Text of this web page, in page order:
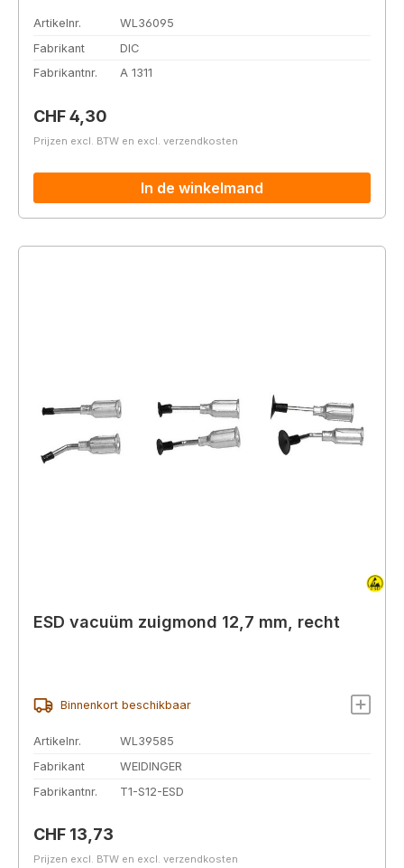
Artikelnr.
WL36095
Fabrikant
DIC
Fabrikantnr.
A 1311
Normale prijs:
CHF 4,30
Prijzen excl. BTW en excl. verzendkosten
In de winkelmand
ESD vacuüm zuigmond 12,7 mm, recht
Binnenkort beschikbaar
Artikelnr.
WL39585
Fabrikant
WEIDINGER
Fabrikantnr.
T1-S12-ESD
Normale prijs:
CHF 13,73
Prijzen excl. BTW en excl. verzendkosten